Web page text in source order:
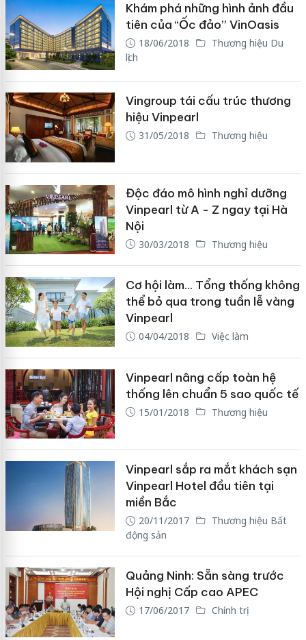
Khám phá những hình ảnh đầu
tiên của “Ốc đảo” VinOasis
18/06/2018
Thương hiệu Du
lịch
Vingroup tái cấu trúc thương
hiệu Vinpearl
31/05/2018 Thương hiệu
Độc đáo mô hình nghỉ dưỡng
Vinpearl từ A - Z ngay tại Hà
Nội
30/03/2018 Thương hiệu
Cơ hội làm… Tổng thống không
thể bỏ qua trong tuần lễ vàng
Vinpearl
04/04/2018 Việc làm
Vinpearl nâng cấp toàn hệ
thống lên chuẩn 5 sao quốc tế
15/01/2018 Thương hiệu
Vinpearl sắp ra mắt khách sạn
Vinpearl Hotel đầu tiên tại
miền Bắc
20/11/2017
Thương hiệu Bất
động sản
Quảng Ninh: Sẵn sàng trước
Hội nghị Cấp cao APEC
17/06/2017 Chính trị